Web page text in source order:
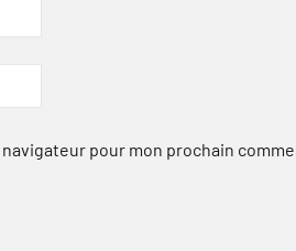
pour mon prochain